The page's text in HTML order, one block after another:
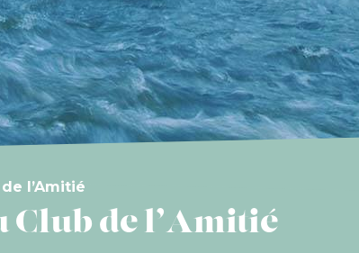
l’Amitié
Club de l’Amitié